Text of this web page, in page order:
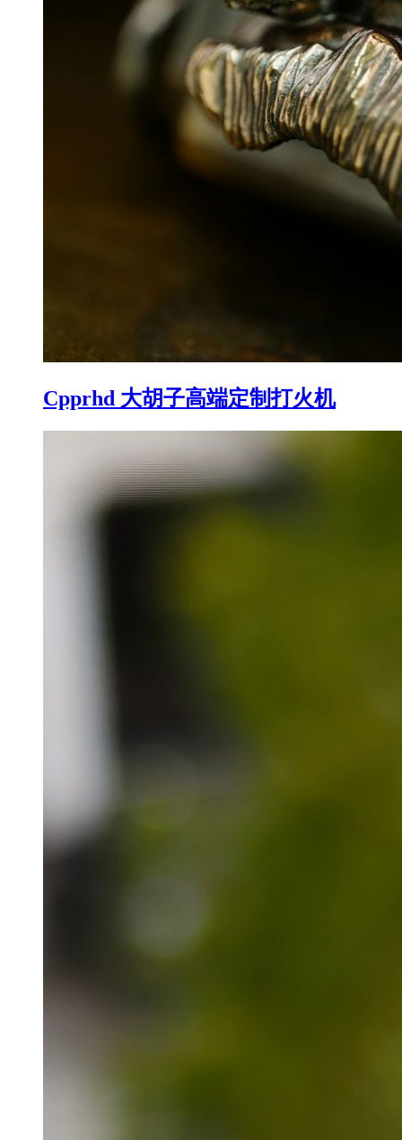
Cpprhd 大胡子高端定制打火机